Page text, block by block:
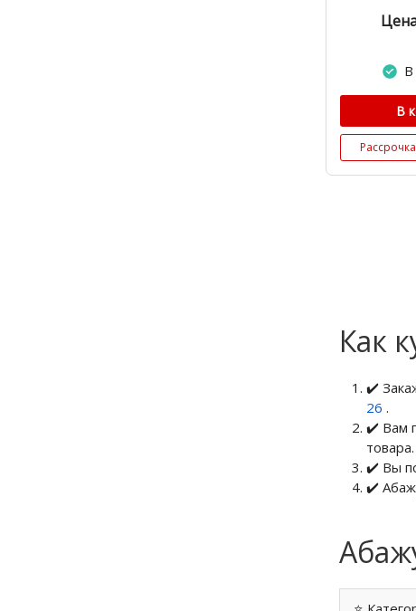
В
В
Рассрочка
Как
✔️
26 .
✔️ Вам
товара.
✔️ Вы
✔️